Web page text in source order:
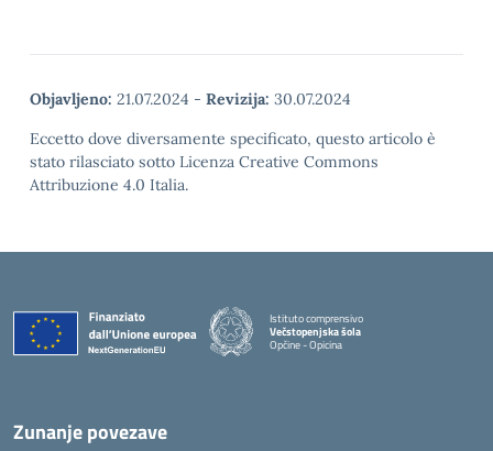
Objavljeno: 21.07.2024 - Revizija: 30.07.2024
Eccetto dove diversamente specificato, questo articolo è
stato rilasciato sotto Licenza Creative Commons
Attribuzione 4.0 Italia.
Istituto comprensivo
Večstopenjska šola
Opčine - Opicina
Zunanje povezave